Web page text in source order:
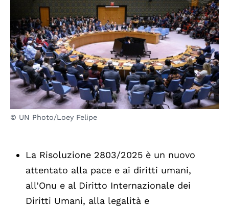
© UN Photo/Loey Felipe
La Risoluzione 2803/2025 è un nuovo
attentato alla pace e ai diritti umani,
all’Onu e al Diritto Internazionale dei
Diritti Umani, alla legalità e